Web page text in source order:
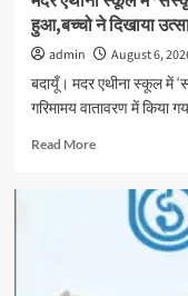
हुआ,बच्चो ने दिखाया
admin
August 6,
बदायूँ। मदर एथीना स्कूल में
गरिमामय वातावरण में किया
Read MoreRead